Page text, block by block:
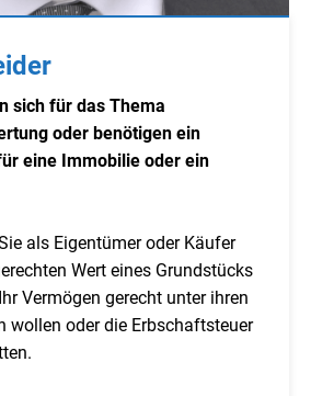
sich für das Thema
oder benötigen ein
eine Immobilie oder ein
als Eigentümer oder Käufer
Wert eines Grundstücks
Vermögen gerecht unter ihren
wollen oder die Erbschaftsteuer